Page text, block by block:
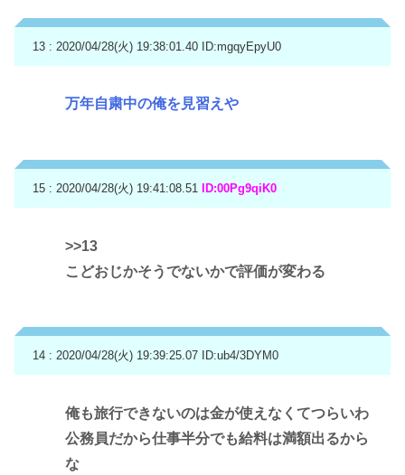
13 : 2020/04/28(火) 19:38:01.40 ID:mgqyEpyU0
万年自粛中の俺を見習えや
15 : 2020/04/28(火) 19:41:08.51 ID:00Pg9qiK0
>>13
こどおじかそうでないかで評価が変わる
14 : 2020/04/28(火) 19:39:25.07 ID:ub4/3DYM0
俺も旅行できないのは金が使えなくてつらいわ
公務員だから仕事半分でも給料は満額出るから
な